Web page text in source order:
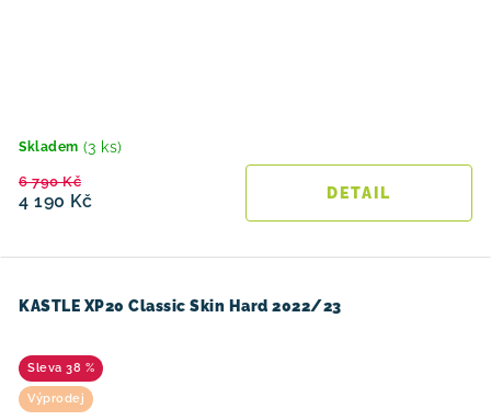
Skladem (3 ks)
4 190 Kč
6 790 Kč
KASTLE XP20 Classic Skin Hard 2022/23
38 %
Výprodej